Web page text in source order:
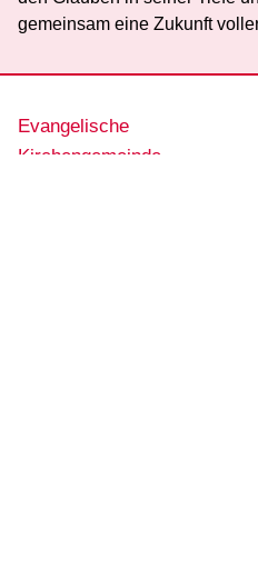
gemeinsam eine Zukunft
Evangelische
Kirchengemeinde